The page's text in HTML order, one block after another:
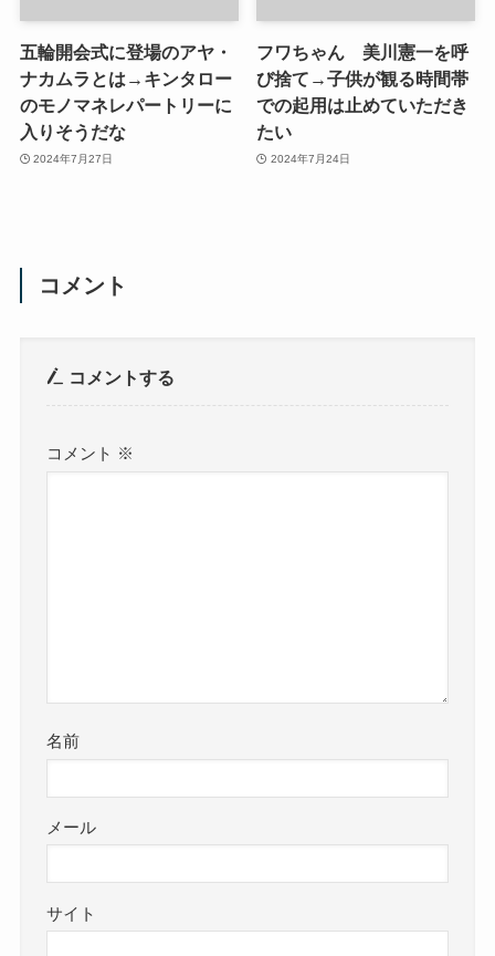
五輪開会式に登場のアヤ・
ナカムラとは→キンタロー
のモノマネレパートリーに
入りそうだな
2024年7月27日
フワちゃん 美川憲一を呼
び捨て→子供が観る時間帯
での起用は止めていただき
たい
2024年7月24日
コメント
コメントする
コメント ※
名前
メール
サイト